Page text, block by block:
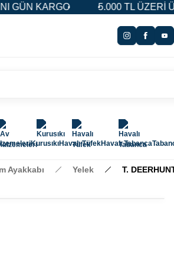
KARGO 5.000 TL ÜZERİ
KurusıkıHavalı TüfekHavalı Tabanca
Ayakkabı Yelek T.